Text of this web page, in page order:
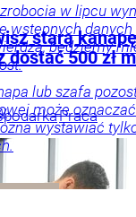
w lipcu
wstępnych
będziemy
Praca
starą
dostać 500 zł
lub szafa
może oznaczać
wystawiać